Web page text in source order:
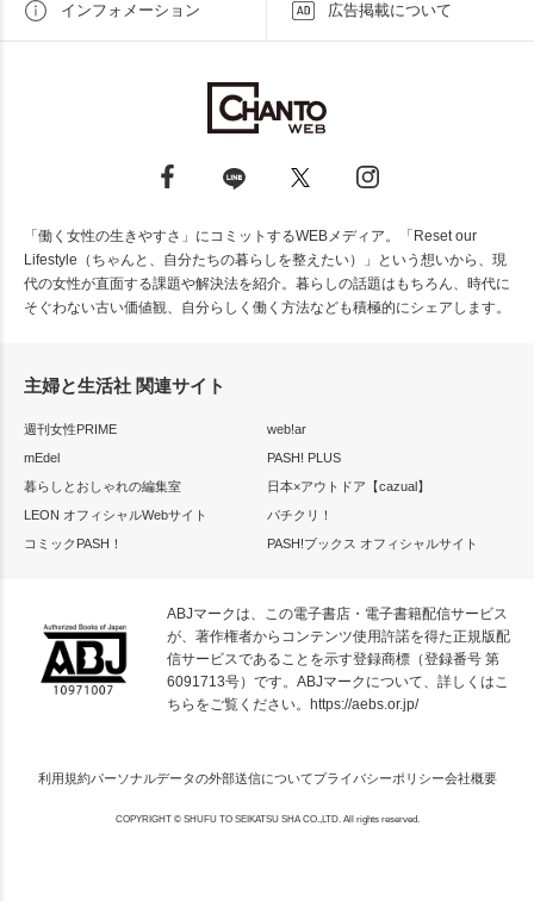
インフォメーション 広告掲載について
「働く女性の生きやすさ」にコミットするWEBメディア。「Reset our
Lifestyle（ちゃんと、自分たちの暮らしを整えたい）」という想いから、現
代の女性が直面する課題や解決法を紹介。暮らしの話題はもちろん、時代に
そぐわない古い価値観、自分らしく働く方法なども積極的にシェアします。
主婦と生活社 関連サイト
週刊女性PRIME
web!ar
mEdel
PASH! PLUS
暮らしとおしゃれの編集室
日本×アウトドア【cazual】
LEON オフィシャルWebサイト
パチクリ！
コミックPASH！
PASH!ブックス オフィシャルサイト
ABJマークは、この電子書店・電子書籍配信サービス
が、著作権者からコンテンツ使用許諾を得た正規版配
信サービスであることを示す登録商標（登録番号 第
6091713号）です。ABJマークについて、詳しくはこ
ちらをご覧ください。
https://aebs.or.jp/
利用規約パーソナルデータの外部送信についてプライバシーポリシー会社概要
COPYRIGHT © SHUFU TO SEIKATSU SHA CO.,LTD. All rights reserved.